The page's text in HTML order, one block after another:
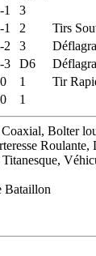
-1
3
-1 2
Tirs
-2 3
-3 D6
0 1
Tir
0 1
Bolter
Roulante,
Bataillon